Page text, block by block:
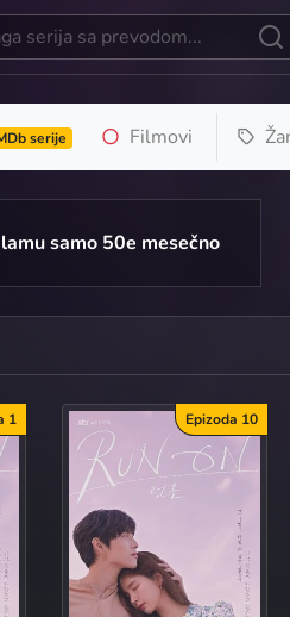
serije Filmovi
samo 50e mesečno
1 Epizoda 10